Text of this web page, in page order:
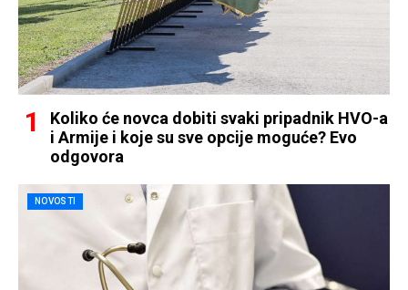
Koliko će novca dobiti svaki pripadnik HVO-a
i Armije i koje su sve opcije moguće? Evo
odgovora
NOVOSTI